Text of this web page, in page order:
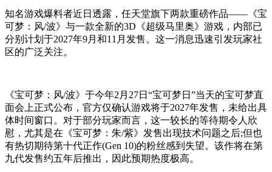
知名游戏爆料者近日透露，任天堂旗下两款重磅作品——《宝
可梦：风/波》与一款全新的3D《超级马里奥》游戏，内部已
分别计划于2027年9月和11月发售。这一消息迅速引发玩家社
区的广泛关注。
《宝可梦：风/波》于今年2月27日“宝可梦日”当天的宝可梦直
面会上正式公布，官方仅确认游戏将于2027年发售，未给出具
体时间窗口。对于部分玩家而言，这一较长的等待期令人欣
慰，尤其是在《宝可梦：朱/紫》发售出现技术问题之后;但也
有热切期待第十代正作(Gen 10)的粉丝感到失望。该作将在第
九代发售约五年后推出，因此预期热度极高。